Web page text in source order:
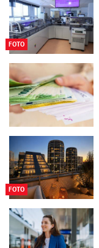
FOTO
FOTO